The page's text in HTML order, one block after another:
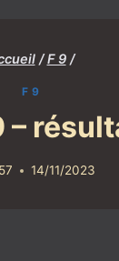
/ F 9 /
F 9
–
14/11/2023